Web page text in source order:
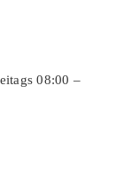
08:00 –